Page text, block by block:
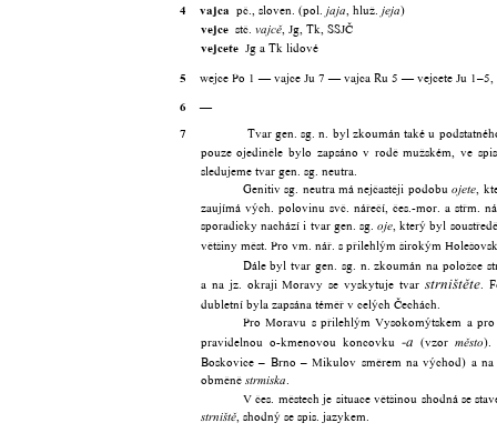
4 vajca pč., sloven. (pol. jaja , hluž. jeja)
vejcestč. vajcě, Jg, Tk, SSJČ
vejceteJg a Tk lidové
5 wejce Po 1 — vajce Ju 7 — vajca Ru 5 — vejcete Ju 1–5,
6 —
7 Tvar gen. sg. n. byl zkoumán také u
pouze ojediněle bylo zapsáno v rodě mužském, ve
sledujeme tvar gen. sg. neutra.
Genitiv sg. neutra má nejčastěji podobuojete,
zaujímá vých. polovinu svč. nářečí, čes.-mor. a střm.
sporadicky nachází i tvar gen. sg.oje, který byl
většiny měst. Pro vm. nář. s přilehlým širokým
Dále byl tvar gen. sg. n. zkoumán na položce
a na jz. okraji Moravy se vyskytuje tvar strništěte.
dubletní byla zapsána téměř v celých Čechách.
Pro Moravu s přilehlým Vysokomýtskem a
pravidelnou o-kmenovou koncovku -a (vzor město).
Boskovice – Brno – Mikulov směrem na východ) a
obměně strmiska.
V čes. městech je situace většinou shodná se
strniště, shodný se spis. jazykem.